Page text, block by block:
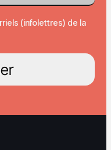
(infolettres) de la